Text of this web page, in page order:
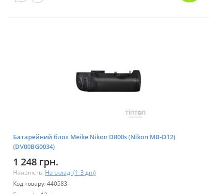
Батарейний блок Meike Nikon D800s (Nikon MB-D12)
(DV00BG0034)
1 248 грн.
Наявність: На складі (1-3 дні)
Код товару: 440583